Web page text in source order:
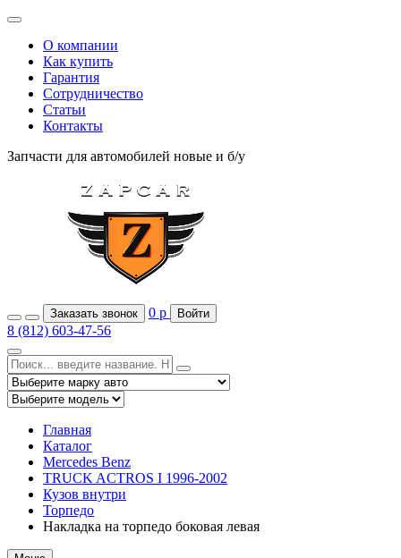
О компании
Как купить
Гарантия
Сотрудничество
Статьи
Контакты
Запчасти для автомобилей новые и б/у
Заказать звонок 0 р Войти
8 (812) 603-47-56
Главная
Каталог
Mercedes Benz
TRUCK ACTROS I 1996-2002
Кузов внутри
Торпедо
Накладка на торпедо боковая левая